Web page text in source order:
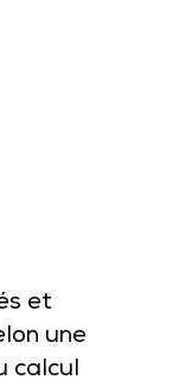
et
une
calcul